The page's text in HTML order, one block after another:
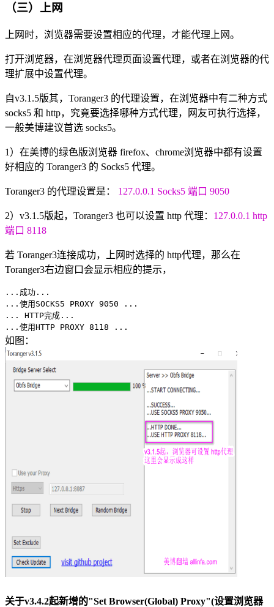
（三）上网
上网时，浏览器需要设置相应的代理，才能代理上网。
打开浏览器，在浏览器代理页面设置代理，或者在浏览器的代
理扩展中设置代理。
自v3.1.5版其，Toranger3 的代理设置，在浏览器中有二种方式
socks5 和 http，究竟要选择哪种方式代理，网友可执行选择，
一般美博建议首选 socks5。
1）在美博的绿色版浏览器 firefox、chrome浏览器中都有设置
好相应的 Toranger3 的 Socks5 代理。
Toranger3 的代理设置是： 127.0.0.1 Socks5 端口 9050
2）v3.1.5版起，Toranger3 也可以设置 http 代理： 127.0.0.1 http
端口 8118
若 Toranger3连接成功，上网时选择的 http代理，那么在
Toranger3右边窗口会显示相应的提示，
...成功...
...使用SOCKS5 PROXY 9050 ...
... HTTP完成...
...使用HTTP PROXY 8118 ...
如图：
关于v3.4.2起新增的"Set Browser(Global) Proxy"(设置浏览器